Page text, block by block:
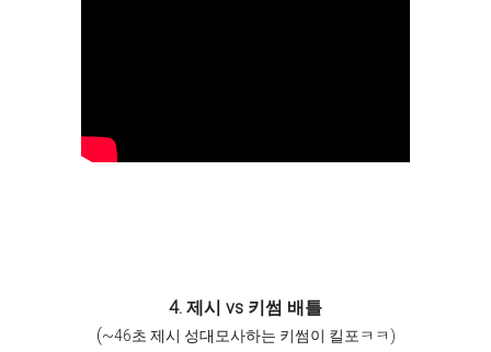
4. 제시 vs 키썸 배틀
(~46초 제시 성대모사하는 키썸이 킬포ㅋㅋ)